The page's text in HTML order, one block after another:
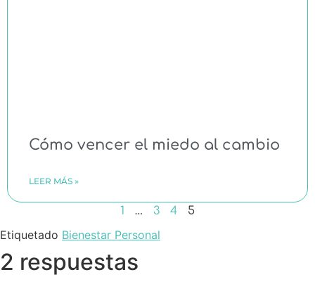
Cómo vencer el miedo al cambio
LEER MÁS »
1 … 3 4 5
Etiquetado Bienestar Personal
2 respuestas